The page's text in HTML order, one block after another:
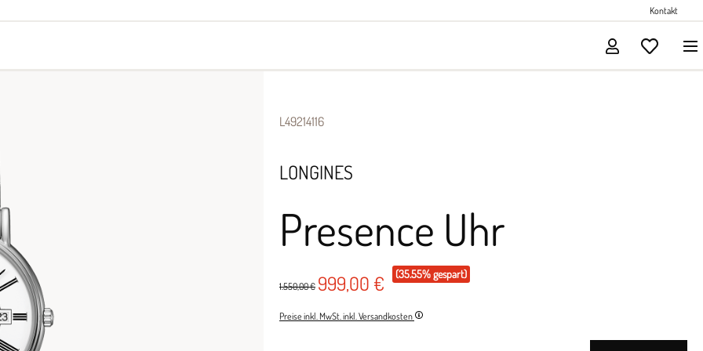
Kontakt
L49214116
LONGINES
Presence Uhr
1.550,00 € 999,00 € (35.55% gespart)
Preise inkl. MwSt. inkl. Versandkosten